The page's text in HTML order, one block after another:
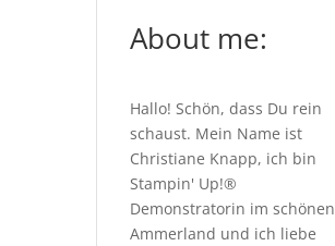
About me:
Hallo! Schön, dass Du rein
schaust. Mein Name ist
Christiane Knapp, ich bin
Stampin' Up!®
Demonstratorin im schönen
Ammerland und ich liebe